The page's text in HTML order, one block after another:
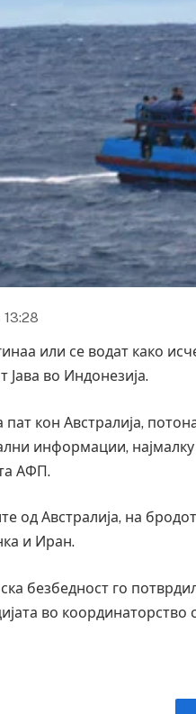
13:28
или се водат како
Јава во Индонезија.
кон Австралија,
информации,
АФП.
од Австралија, на
и Иран.
безбедност го
во координаторство